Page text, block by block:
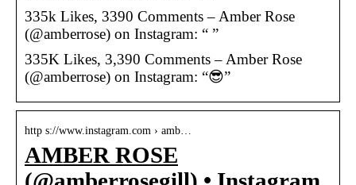
335k Likes, 3390 Comments – Amber Rose
(@amberrose) on Instagram: “ ”
335K Likes, 3,390 Comments – Amber Rose
(@amberrose) on Instagram: “😎”
http s://www.instagram.com › amb…
AMBER ROSE